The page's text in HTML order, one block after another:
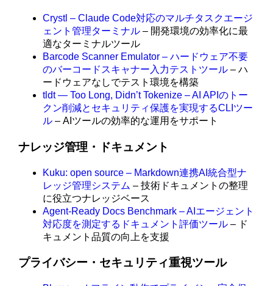
Crystl – Claude Code対応のマルチタスクエージ
ェント管理ターミナル – 開発環境の効率化に最
適なターミナルツール
Barcode Scanner Emulator – ハードウェア不要
のバーコードスキャナー入力テストツール – ハ
ードウェアなしでテスト環境を構築
tldt — Too Long, Didn’t Tokenize – AI APIのトー
クン削減とセキュリティ保護を実現するCLIツー
ル – AIツールの効率的な運用をサポート
ナレッジ管理・ドキュメント
Kuku: open source – Markdown連携AI統合型ナ
レッジ管理システム – 技術ドキュメントの整理
に役立つナレッジベース
Agent-Ready Docs Benchmark – AIエージェント
対応度を測定するドキュメント評価ツール – ド
キュメント品質の向上を支援
プライバシー・セキュリティ重視ツール